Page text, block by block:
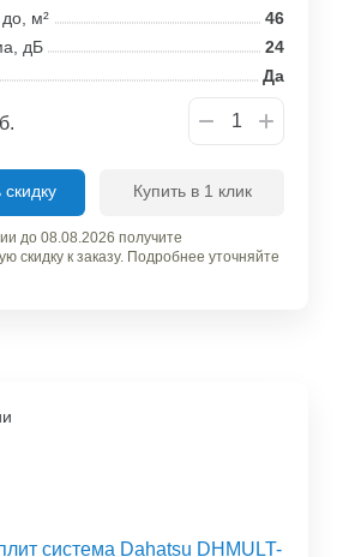
м²
46
дБ
24
Да
Купить в 1 клик
до 08.08.2026 получите
скидку к заказу. Подробнее уточняйте